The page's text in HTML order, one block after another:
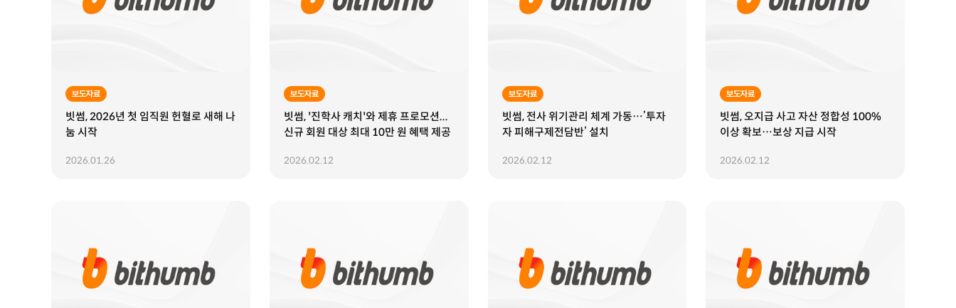
보도자료
빗썸, 2026년 첫 임직원 헌혈로 새해 나
눔 시작
2026.01.26
보도자료
빗썸, '진학사 캐치'와 제휴 프로모션...
신규 회원 대상 최대 10만 원 혜택 제공
2026.02.12
보도자료
빗썸, 전사 위기관리 체계 가동…’투자
자 피해구제전담반’ 설치
2026.02.12
보도자료
빗썸, 오지급 사고 자산 정합성 100%
이상 확보…보상 지급 시작
2026.02.12